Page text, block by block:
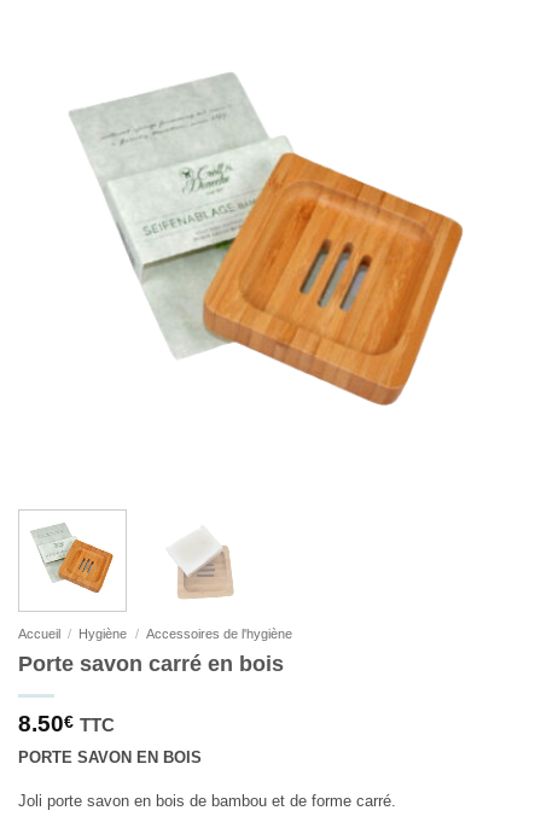
Accueil / Hygiène / Accessoires de l'hygiène
Porte savon carré en bois
8.50€ TTC
PORTE SAVON EN BOIS
Joli porte savon en bois de bambou et de forme carré.